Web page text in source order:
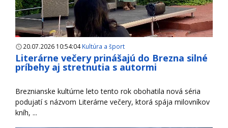
20.07.2026 10:54:04Kultúra a šport
Literárne večery prinášajú do Brezna silné
príbehy aj stretnutia s autormi
Breznianske kultúrne leto tento rok obohatila nová séria
podujatí s názvom Literárne večery, ktorá spája milovníkov
kníh, ...